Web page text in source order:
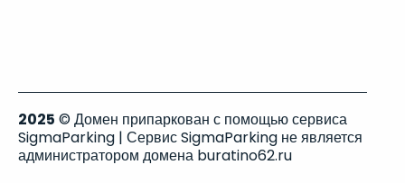
2025 © Домен припаркован с помощью сервиса
SigmaParking | Сервис SigmaParking не является
администратором домена buratino62.ru